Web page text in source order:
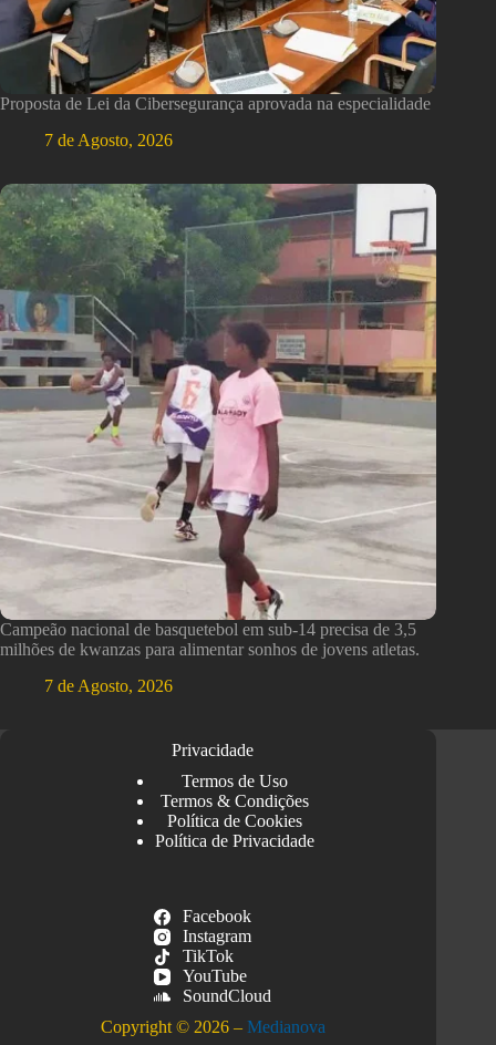
Proposta de Lei da Cibersegurança aprovada na especialidade
7 de Agosto, 2026
Campeão nacional de basquetebol em sub-14 precisa de 3,5
milhões de kwanzas para alimentar sonhos de jovens atletas.
7 de Agosto, 2026
Privacidade
Termos de Uso
Termos & Condições
Política de Cookies
Política de Privacidade
Facebook
Instagram
TikTok
YouTube
SoundCloud
Copyright © 2026 – Medianova